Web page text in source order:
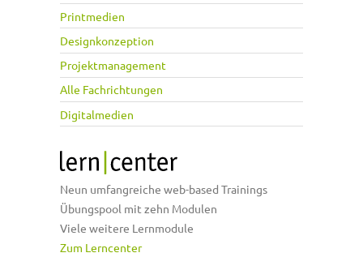
Printmedien
Designkonzeption
Projektmanagement
Alle Fachrichtungen
Digitalmedien
Neun umfangreiche web-based Trainings
Übungspool mit zehn Modulen
Viele weitere Lernmodule
Zum Lerncenter